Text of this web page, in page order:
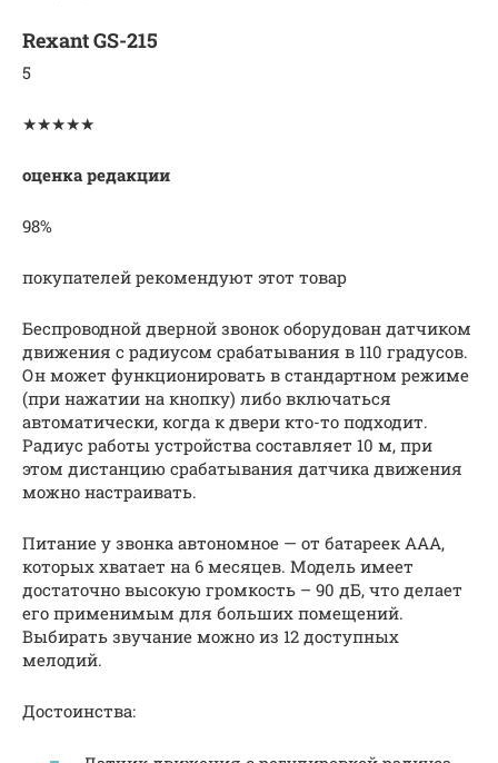
Rexant GS-215
5
★★★★★
оценка редакции
98%
покупателей рекомендуют этот товар
Беспроводной дверной звонок оборудован датчиком
движения с радиусом срабатывания в 110 градусов.
Он может функционировать в стандартном режиме
(при нажатии на кнопку) либо включаться
автоматически, когда к двери кто-то подходит.
Радиус работы устройства составляет 10 м, при
этом дистанцию срабатывания датчика движения
можно настраивать.
Питание у звонка автономное — от батареек ААА,
которых хватает на 6 месяцев. Модель имеет
достаточно высокую громкость – 90 дБ, что делает
его применимым для больших помещений.
Выбирать звучание можно из 12 доступных
мелодий.
Достоинства: